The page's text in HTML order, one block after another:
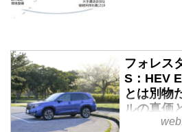
フォレス
S：HEV
とは別物
ルの真価
ポート／